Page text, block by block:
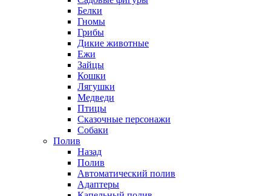
Белки
Гномы
Грибы
Дикие животные
Ежи
Зайцы
Кошки
Лягушки
Медведи
Птицы
Сказочные персонажи
Собаки
Полив
Назад
Полив
Автоматический полив
Адаптеры